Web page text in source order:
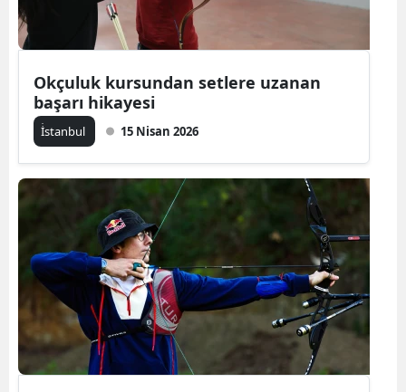
Okçuluk kursundan setlere uzanan
başarı hikayesi
İ̇stanbul 15 Nisan 2026